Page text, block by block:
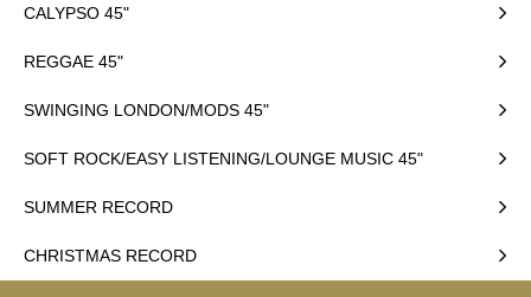
CALYPSO 45"
REGGAE 45"
SWINGING LONDON/MODS 45"
SOFT ROCK/EASY LISTENING/LOUNGE MUSIC 45"
SUMMER RECORD
CHRISTMAS RECORD